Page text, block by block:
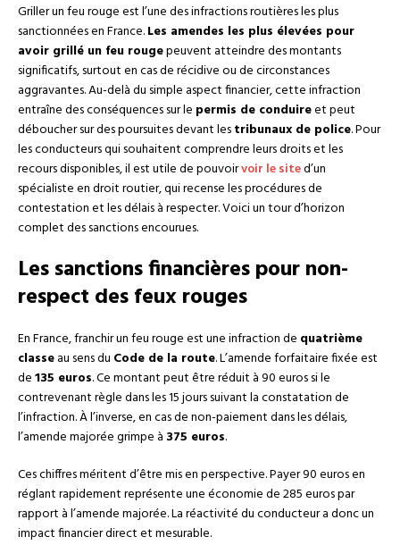
Griller un feu rouge est l’une des infractions routières les plus
sanctionnées en France.Les amendes les plus élevées pour
avoir grillé un feu rougepeuvent atteindre des montants
significatifs, surtout en cas de récidive ou de circonstances
aggravantes. Au-delà du simple aspect financier, cette infraction
entraîne des conséquences sur le permis de conduireet peut
déboucher sur des poursuites devant lestribunaux de police. Pour
les conducteurs qui souhaitent comprendre leurs droits et les
recours disponibles, il est utile de pouvoirvoir le sited’un
spécialiste en droit routier, qui recense les procédures de
contestation et les délais à respecter. Voici un tour d’horizon
complet des sanctions encourues.
Les sanctions financières pour non-
respect des feux rouges
En France, franchir un feu rouge est une infraction de quatrième
classeau sens du Code de la route. L’amende forfaitaire fixée est
de135 euros. Ce montant peut être réduit à 90 euros si le
contrevenant règle dans les 15 jours suivant la constatation de
l’infraction. À l’inverse, en cas de non-paiement dans les délais,
l’amende majorée grimpe à 375 euros.
Ces chiffres méritent d’être mis en perspective. Payer 90 euros en
réglant rapidement représente une économie de 285 euros par
rapport à l’amende majorée. La réactivité du conducteur a donc un
impact financier direct et mesurable.